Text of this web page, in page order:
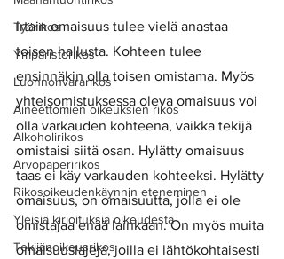
Työrikos
Ympäristörikos
Luonnonvararikos
Aineettomien oikeuksien rikos
Alkoholirikos
Arvopaperirikos
Rikosoikeudenkäynnin eteneminen
Yleisiä kirjoituksia oikeudesta
Tekijänoikeusrikos
Irtain omaisuus tulee vielä anastaa
toisen hallusta. Kohteen tulee
ensinnäkin olla toisen omistama. Myös
yhteisomistuksessa oleva omaisuus voi
olla varkauden kohteena, vaikka tekijä
omistaisi siitä osan. Hylätty omaisuus
taas ei käy varkauden kohteeksi. Hylätty
omaisuus, on omaisuutta, jolla ei ole
omistajaa enää lainkaan. On myös muita
omaisuuslajeja, joilla ei lähtökohtaisesti